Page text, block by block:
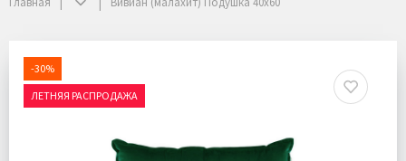
-30%
ЛЕТНЯЯ РАСПРОДАЖА